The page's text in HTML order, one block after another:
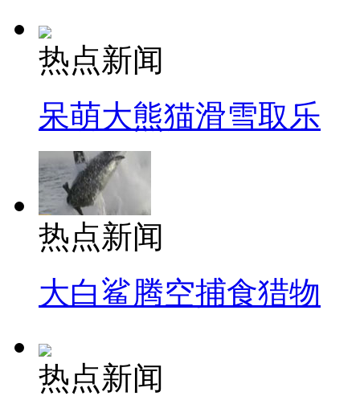
热点新闻
呆萌大熊猫滑雪取乐
热点新闻
大白鲨腾空捕食猎物
热点新闻